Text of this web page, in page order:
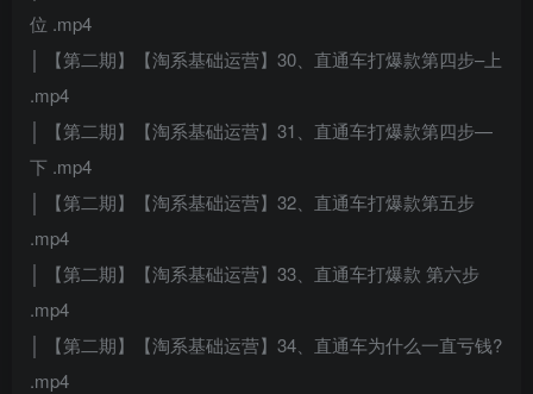
位 .mp4
│ 【第二期】【淘系基础运营】30、直通车打爆款第四步–上
.mp4
│ 【第二期】【淘系基础运营】31、直通车打爆款第四步—
下 .mp4
│ 【第二期】【淘系基础运营】32、直通车打爆款第五步
.mp4
│ 【第二期】【淘系基础运营】33、直通车打爆款 第六步
.mp4
│ 【第二期】【淘系基础运营】34、直通车为什么一直亏钱?
.mp4